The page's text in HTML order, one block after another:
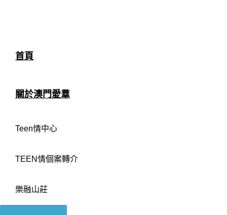
首頁
關於澳門愛羣
Teen情中心
TEEN情個案轉介
樂融山莊